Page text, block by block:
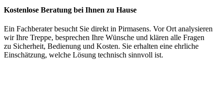
Kostenlose Beratung bei Ihnen zu Hause
Ein Fachberater besucht Sie direkt in Pirmasens. Vor Ort analysieren
wir Ihre Treppe, besprechen Ihre Wünsche und klären alle Fragen
zu Sicherheit, Bedienung und Kosten. Sie erhalten eine ehrliche
Einschätzung, welche Lösung technisch sinnvoll ist.